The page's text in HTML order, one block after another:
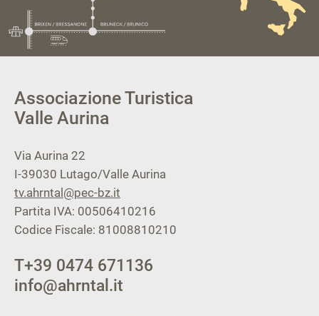
Associazione Turistica
Valle Aurina
Via Aurina 22
I-39030 Lutago/Valle Aurina
tv.ahrntal@pec-bz.it
Partita IVA: 00506410216
Codice Fiscale: 81008810210
T+39 0474 671136
info@ahrntal.it